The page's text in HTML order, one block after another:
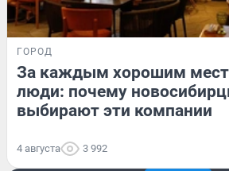
ГОРОД
За каждым хорошим
люди: почему
выбирают эти компании
4 августа 3 992